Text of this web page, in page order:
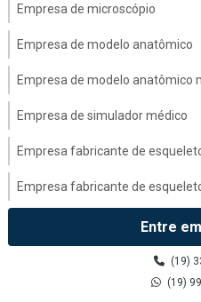
Empresa de microscópio
Empresa de modelo anatômico
Empresa de modelo anatômico
Empresa de simulador médico
Empresa fabricante de
Empresa fabricante de
Empresa fabricante de modelo
Esqueletos para área humana
Fábrica de esqueletos para área
Entre
(19)
(19)